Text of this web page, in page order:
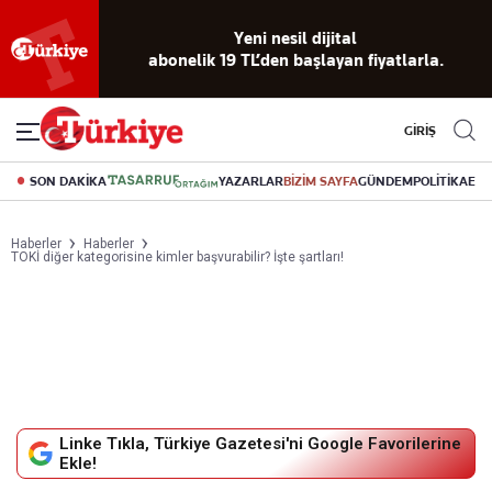
Yeni nesil dijital
abonelik 19 TL’den başlayan fiyatlarla.
GİRİŞ
SON DAKİKA YAZARLARBİZİM SAYFAGÜNDEMPOLİTİKA
Haberler
Haberler
TOKİ diğer kategorisine kimler başvurabilir? İşte şartları!
Linke Tıkla, Türkiye Gazetesi'ni Google Favorilerine
Ekle!